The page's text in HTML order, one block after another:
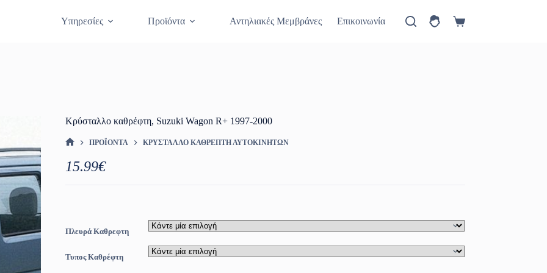
Υπηρεσίες Προϊόντα Αντηλιακές Μεμβράνες Επικοινωνία
Καλάθι
Κρύσταλλο καθρέφτη, Suzuki Wagon R+ 1997-2000
ΠΡΟΪΌΝΤΑ ΚΡΎΣΤΑΛΛΟ ΚΑΘΡΈΠΤΗ ΑΥΤΟΚΙΝΗΤΩΝ
15.99€
Πλευρά Καθρεφτη
Τυπος Καθρέφτη